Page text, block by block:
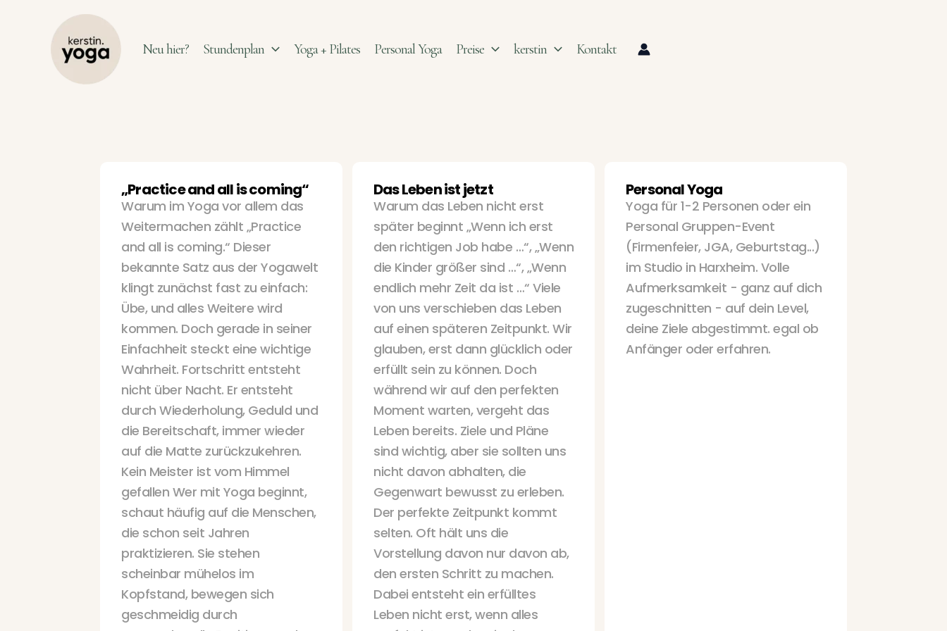
Neu hier? Stundenplan Yoga + Pilates Personal Yoga Preise kerstin Kontakt
„Practice and all is coming“
Warum im Yoga vor allem das
Weitermachen zählt „Practice
and all is coming.“ Dieser
bekannte Satz aus der Yogawelt
klingt zunächst fast zu einfach:
Übe, und alles Weitere wird
kommen. Doch gerade in seiner
Einfachheit steckt eine wichtige
Wahrheit. Fortschritt entsteht
nicht über Nacht. Er entsteht
durch Wiederholung, Geduld und
die Bereitschaft, immer wieder
auf die Matte zurückzukehren.
Kein Meister ist vom Himmel
gefallen Wer mit Yoga beginnt,
schaut häufig auf die Menschen,
die schon seit Jahren
praktizieren. Sie stehen
scheinbar mühelos im
Kopfstand, bewegen sich
geschmeidig durch
Das Leben ist jetzt
Warum das Leben nicht erst
später beginnt „Wenn ich erst
den richtigen Job habe …“, „Wenn
die Kinder größer sind …“, „Wenn
endlich mehr Zeit da ist …“ Viele
von uns verschieben das Leben
auf einen späteren Zeitpunkt. Wir
glauben, erst dann glücklich oder
erfüllt sein zu können. Doch
während wir auf den perfekten
Moment warten, vergeht das
Leben bereits. Ziele und Pläne
sind wichtig, aber sie sollten uns
nicht davon abhalten, die
Gegenwart bewusst zu erleben.
Der perfekte Zeitpunkt kommt
selten. Oft hält uns die
Vorstellung davon nur davon ab,
den ersten Schritt zu machen.
Dabei entsteht ein erfülltes
Leben nicht erst, wenn alles
Personal Yoga
Yoga für 1-2 Personen oder ein
Personal Gruppen-Event
(Firmenfeier, JGA, Geburtstag...)
im Studio in Harxheim. Volle
Aufmerksamkeit - ganz auf dich
zugeschnitten - auf dein Level,
deine Ziele abgestimmt. egal ob
Anfänger oder erfahren.